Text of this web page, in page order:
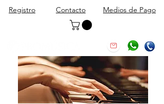
Registro Contacto Medios de Pago